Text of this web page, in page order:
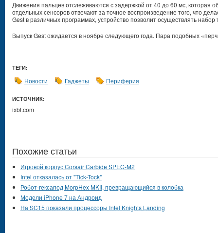
Движения пальцев отслеживаются с задержкой от 40 до 60 мс, которая
отдельных сенсоров отвечают за точное воспроизведение того, что
Gest в различных программах, устройство позволит осуществлять набор
Выпуск Gest ожидается в ноябре следующего года. Пара подобных
ТЕГИ:
Новости Гаджеты Периферия
ИСТОЧНИК:
ixbt.com
Похожие статьи
Игровой корпус Corsair Carbide SPEC-M2
Intel отказалась от "Tick-Tock"
Робот-гексапод MorpHex MKII, превращающийся в колобка
Модели iPhone 7 на Андроид
На SC15 показали процессоры Intel Knights Landing